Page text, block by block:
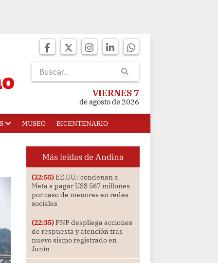
VIERNES 7
de agosto de 2026
MUSEO BICENTENARIO
Más leídas de Andina
(22:55)EE.UU.: condenan a
Meta a pagar US$ 567 millones
por caso de menores en redes
sociales
(22:35)PNP despliega acciones
de respuesta y atención tras
nuevo sismo registrado en
Junín